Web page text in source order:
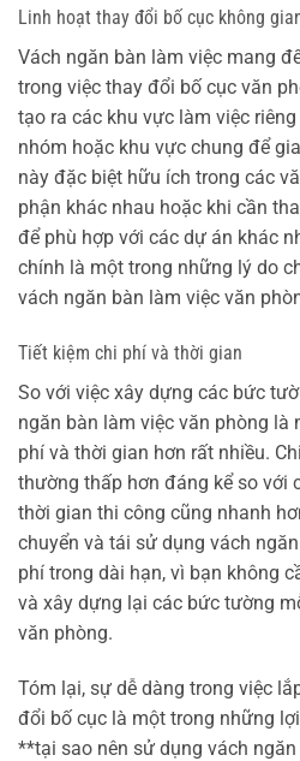
Linh hoạt thay đổi bố cục không
Vách ngăn bàn làm việc mang
trong việc thay đổi bố cục văn
tạo ra các khu vực làm việc
nhóm hoặc khu vực chung để
này đặc biệt hữu ích trong các
phận khác nhau hoặc khi cần
để phù hợp với các dự án khác
chính là một trong những lý do
vách ngăn bàn làm việc văn
Tiết kiệm chi phí và thời gian
So với việc xây dựng các bức
ngăn bàn làm việc văn phòng là
phí và thời gian hơn rất nhiều.
thường thấp hơn đáng kể so với
thời gian thi công cũng nhanh
chuyển và tái sử dụng vách
phí trong dài hạn, vì bạn không
và xây dựng lại các bức tường
văn phòng.
Tóm lại, sự dễ dàng trong việc
đổi bố cục là một trong những
**tại sao nên sử dụng vách